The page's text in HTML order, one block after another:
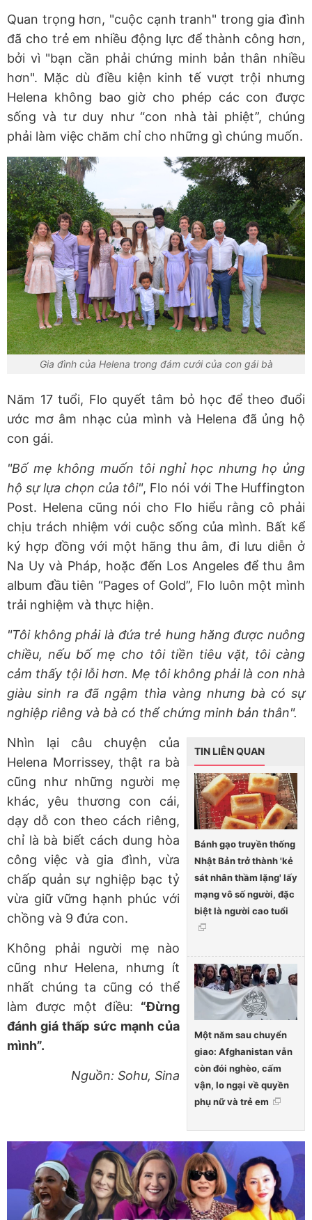
Quan trọng hơn, "cuộc cạnh tranh" trong gia đình
đã cho trẻ em nhiều động lực để thành công hơn,
bởi vì "bạn cần phải chứng minh bản thân nhiều
hơn". Mặc dù điều kiện kinh tế vượt trội nhưng
Helena không bao giờ cho phép các con được
sống và tư duy như “con nhà tài phiệt”, chúng
phải làm việc chăm chỉ cho những gì chúng muốn.
Gia đình của Helena trong đám cưới của con gái bà
Năm 17 tuổi, Flo quyết tâm bỏ học để theo đuổi
ước mơ âm nhạc của mình và Helena đã ủng hộ
con gái.
"Bố mẹ không muốn tôi nghỉ học nhưng họ ủng
hộ sự lựa chọn của tôi", Flo nói với The Huffington
Post. Helena cũng nói cho Flo hiểu rằng cô phải
chịu trách nhiệm với cuộc sống của mình. Bất kể
ký hợp đồng với một hãng thu âm, đi lưu diễn ở
Na Uy và Pháp, hoặc đến Los Angeles để thu âm
album đầu tiên “Pages of Gold”, Flo luôn một mình
trải nghiệm và thực hiện.
"Tôi không phải là đứa trẻ hung hăng được nuông
chiều, nếu bố mẹ cho tôi tiền tiêu vặt, tôi càng
cảm thấy tội lỗi hơn. Mẹ tôi không phải là con nhà
giàu sinh ra đã ngậm thìa vàng nhưng bà có sự
nghiệp riêng và bà có thể chứng minh bản thân".
TIN LIÊN QUAN
Bánh gạo truyền thống
Nhật Bản trở thành 'kẻ
sát nhân thầm lặng' lấy
mạng vô số người, đặc
biệt là người cao tuổi
Một năm sau chuyển
giao: Afghanistan vẫn
còn đói nghèo, cấm
vận, lo ngại về quyền
phụ nữ và trẻ em
Nhìn lại câu chuyện của
Helena Morrissey, thật ra bà
cũng như những người mẹ
khác, yêu thương con cái,
dạy dỗ con theo cách riêng,
chỉ là bà biết cách dung hòa
công việc và gia đình, vừa
chấp quản sự nghiệp bạc tỷ
vừa giữ vững hạnh phúc với
chồng và 9 đứa con.
Không phải người mẹ nào
cũng như Helena, nhưng ít
nhất chúng ta cũng có thể
làm được một điều: “Đừng
đánh giá thấp sức mạnh của
mình”.
Nguồn: Sohu, Sina